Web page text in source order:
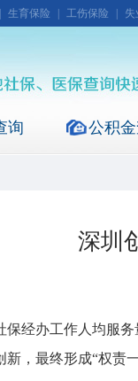
生育保险 工伤保险 失
询 公积
深圳
办工作人均服务
，最终形成“权责